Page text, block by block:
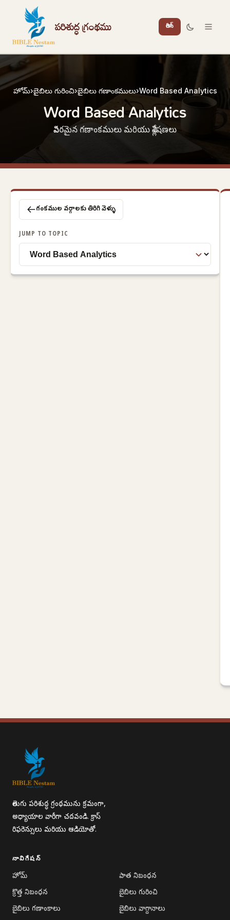
పరిశుద్ధ గ్రంథము లాగిన్
హోమ్›బైబిలు గురించి›బైబిలు గణాంకములు›Word Based Analytics
Word Based Analytics
వివరమైన గణాంకములు మరియు విశ్లేషణలు
గణాంకముల వర్గాలకు తిరిగి వెళ్ళు
JUMP TO TOPIC
తెలుగు పరిశుద్ధ గ్రంథమును క్రమంగా,
అధ్యాయాల వారీగా చదవండి. క్రాస్
రిఫరెన్సులు మరియు ఆడియోతో.
నావిగేషన్
హోమ్
పాత నిబంధన
క్రొత్త నిబంధన
బైబిలు గురించి
బైబిలు గణాంకాలు
బైబిలు వాగ్దానాలు